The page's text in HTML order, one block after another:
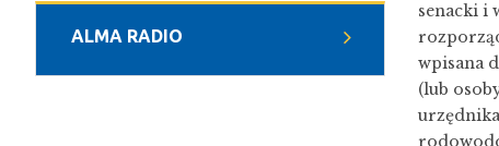
ALMA RADIO
senacki i
wpisana
(lub